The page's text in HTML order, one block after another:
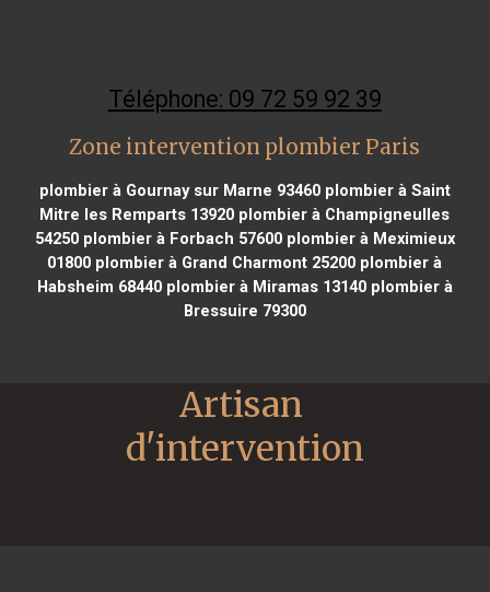
Téléphone: 09 72 59 92 39
Zone intervention plombier Paris
plombier à Gournay sur Marne 93460plombier à Saint
Mitre les Remparts 13920 plombier à Champigneulles
54250plombier à Forbach 57600plombier à Meximieux
01800 plombier à Grand Charmont 25200 plombier à
Habsheim 68440plombier à Miramas 13140plombier à
Bressuire 79300
Artisan
d'intervention